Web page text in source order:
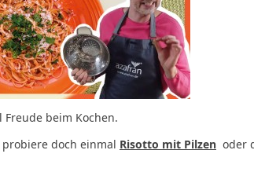
beim Kochen.
doch einmal Risotto mit Pilzen oder